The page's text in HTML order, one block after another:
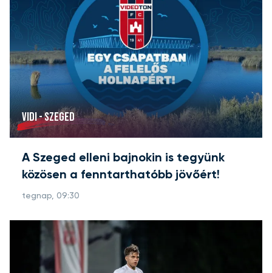
VIDI - SZEGED
A Szeged elleni bajnokin is tegyünk
közösen a fenntarthatóbb jövőért!
tegnap, 09:30